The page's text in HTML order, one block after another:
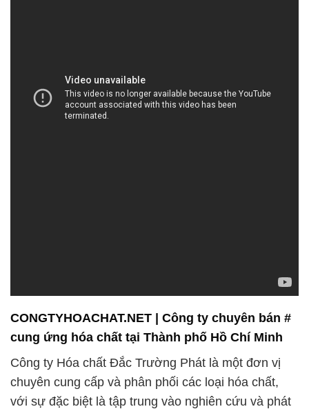
CONGTYHOACHAT.NET | Công ty chuyên bán #
cung ứng hóa chất tại Thành phố Hồ Chí Minh
Công ty Hóa chất Đắc Trường Phát là một đơn vị
chuyên cung cấp và phân phối các loại hóa chất,
với sự đặc biệt là tập trung vào nghiên cứu và phát